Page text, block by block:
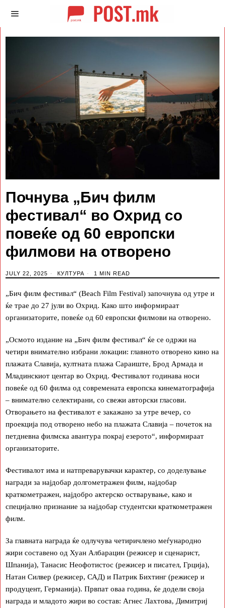
Почнува „Бич филм
фестивал“ во Охрид со
повеќе од 60 европски
филмови на отворено
JULY 22, 2025 КУЛТУРА 1 MIN READ
„Бич филм фестивал“ (Beach Film Festival) започнува од утре и
ќе трае до 27 јули во Охрид. Како што информираат
организаторите, повеќе од 60 европски филмови на отворено.
„Осмото издание на „Бич филм фестивал“ ќе се одржи на
четири внимателно избрани локации: главното отворено кино на
плажата Славија, култната плажа Сараиште, Брод Армада и
Младинскиот центар во Охрид. Фестивалот годинава носи
повеќе од 60 филма од современата европска кинематографија
– внимателно селектирани, со свежи авторски гласови.
Отворањето на фестивалот е закажано за утре вечер, со
проекција под отворено небо на плажата Славија – почеток на
петдневна филмска авантура покрај езерото“, информираат
организаторите.
Фестивалот има и натпреварувачки карактер, со доделување
награди за најдобар долгометражен филм, најдобар
краткометражен, најдобро актерско остварување, како и
специјално признание за најдобар студентски краткометражен
филм.
За главната награда ќе одлучува четиричлено меѓународно
жири составено од Хуан Албарацин (режисер и сценарист,
Шпанија), Танасис Неофотистос (режисер и писател, Грција),
Натан Силвер (режисер, САД) и Патрик Бихтинг (режисер и
продуцент, Германија). Првпат оваа година, ќе додели своја
награда и младото жири во состав: Агнес Лахтова, Димитриј